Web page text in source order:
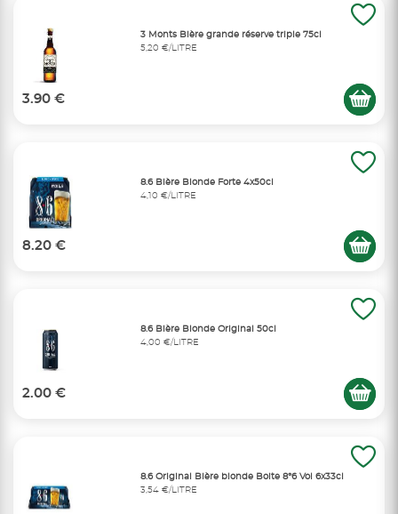
3 Monts Bière grande réserve triple 75cl
5,20 €/LITRE
3.90 €
8.6 Bière Blonde Forte 4x50cl
4,10 €/LITRE
8.20 €
8.6 Bière Blonde Original 50cl
4,00 €/LITRE
2.00 €
8.6 Original Bière blonde Boite 8°6 Vol 6x33cl
3,54 €/LITRE